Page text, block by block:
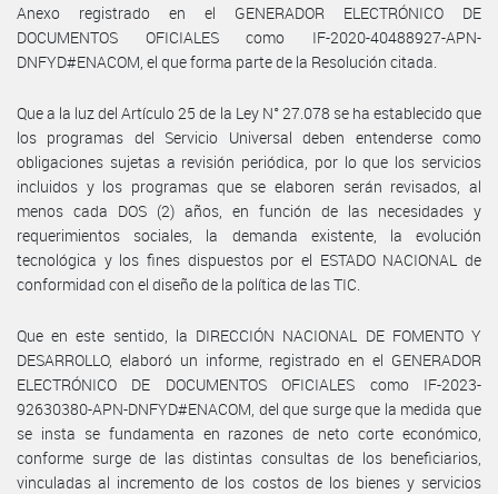
Anexo registrado en el GENERADOR ELECTRÓNICO DE
DOCUMENTOS OFICIALES como IF-2020-40488927-APN-
DNFYD#ENACOM, el que forma parte de la Resolución citada.
Que a la luz del Artículo 25 de la Ley N° 27.078 se ha establecido que
los programas del Servicio Universal deben entenderse como
obligaciones sujetas a revisión periódica, por lo que los servicios
incluidos y los programas que se elaboren serán revisados, al
menos cada DOS (2) años, en función de las necesidades y
requerimientos sociales, la demanda existente, la evolución
tecnológica y los fines dispuestos por el ESTADO NACIONAL de
conformidad con el diseño de la política de las TIC.
Que en este sentido, la DIRECCIÓN NACIONAL DE FOMENTO Y
DESARROLLO, elaboró un informe, registrado en el GENERADOR
ELECTRÓNICO DE DOCUMENTOS OFICIALES como IF-2023-
92630380-APN-DNFYD#ENACOM, del que surge que la medida que
se insta se fundamenta en razones de neto corte económico,
conforme surge de las distintas consultas de los beneficiarios,
vinculadas al incremento de los costos de los bienes y servicios